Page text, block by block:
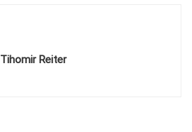
Tihomir Reiter